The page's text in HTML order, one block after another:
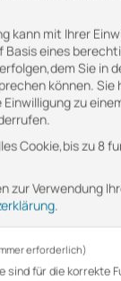
Ihnen für Ihre
76 75 97 8-61
kann mit Ihrer
Basis eines
Sie in
können.
Einwilligung zu
Cookie,bis zu 8
zur Verwendung
.
erforderlich)
sind für die korrekte